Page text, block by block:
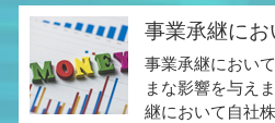
事業承継にお
事業承継におい
まな影響を与え
継において自社